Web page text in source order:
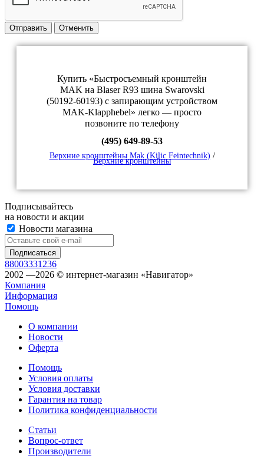
Отправить Отменить
Купить «Быстросъемный кронштейн
MAK на Blaser R93 шина Swarovski
(50192-60193) с запирающим устройством
MAK-Klapphebel» легко — просто
позвоните по телефону
(495) 649-89-53
Верхние кронштейны Mak (Kilic Feintechnik) /
Верхние кронштейны
Подписывайтесь
на новости и акции
Новости магазина
88003331236
2002 —2026 © интернет-магазин «Навигатор»
Компания
Информация
Помощь
О компании
Новости
Оферта
Помощь
Условия оплаты
Условия доставки
Гарантия на товар
Политика конфиденциальности
Статьи
Вопрос-ответ
Производители